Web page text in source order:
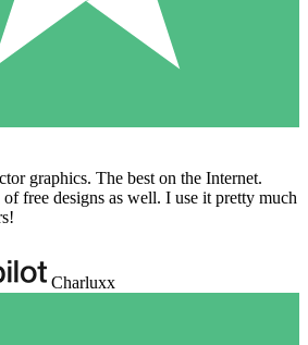
graphics. The best on the Internet.
free designs as well. I use it pretty much
Charluxx